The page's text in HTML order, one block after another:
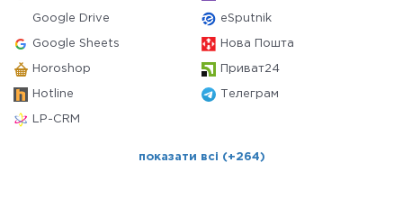
Google Drive eSputnik
Google Sheets Нова Пошта
Horoshop Приват24
Hotline Телеграм
LP-CRM
показати всі (+264)